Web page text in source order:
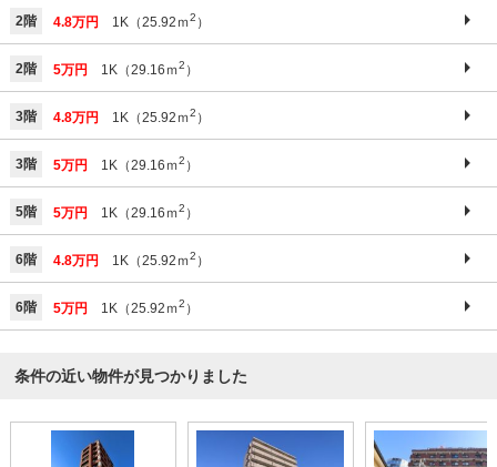
2階 4.8万円 1K（25.92ｍ2 ）
2階 5万円 1K（29.16ｍ2 ）
3階 4.8万円 1K（25.92ｍ2 ）
3階 5万円 1K（29.16ｍ2 ）
5階 5万円 1K（29.16ｍ2 ）
6階 4.8万円 1K（25.92ｍ2 ）
6階 5万円 1K（25.92ｍ2 ）
条件の近い物件が見つかりました